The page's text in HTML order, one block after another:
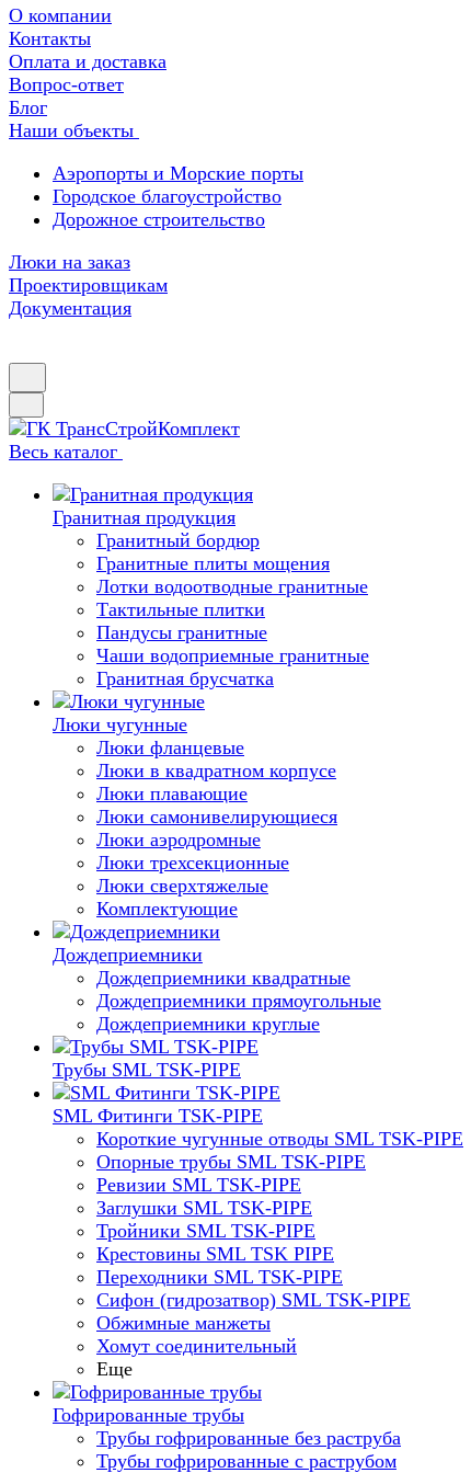
О компании
Контакты
Оплата и доставка
Вопрос-ответ
Блог
Наши объекты
Аэропорты и Морские порты
Городское благоустройство
Дорожное строительство
Люки на заказ
Проектировщикам
Документация
Весь каталог
Гранитная продукция
Гранитный бордюр
Гранитные плиты мощения
Лотки водоотводные гранитные
Тактильные плитки
Пандусы гранитные
Чаши водоприемные гранитные
Гранитная брусчатка
Люки чугунные
Люки фланцевые
Люки в квадратном корпусе
Люки плавающие
Люки самонивелирующиеся
Люки аэродромные
Люки трехсекционные
Люки сверхтяжелые
Комплектующие
Дождеприемники
Дождеприемники квадратные
Дождеприемники прямоугольные
Дождеприемники круглые
Трубы SML TSK-PIPE
SML Фитинги TSK-PIPE
Короткие чугунные отводы SML TSK-PIPE
Опорные трубы SML TSK-PIPE
Ревизии SML TSK-PIPE
Заглушки SML TSK-PIPE
Тройники SML TSK-PIPE
Крестовины SML TSK PIPE
Переходники SML TSK-PIPE
Сифон (гидрозатвор) SML TSK-PIPE
Обжимные манжеты
Хомут соединительный
Еще
Гофрированные трубы
Трубы гофрированные без раструба
Трубы гофрированные с раструбом